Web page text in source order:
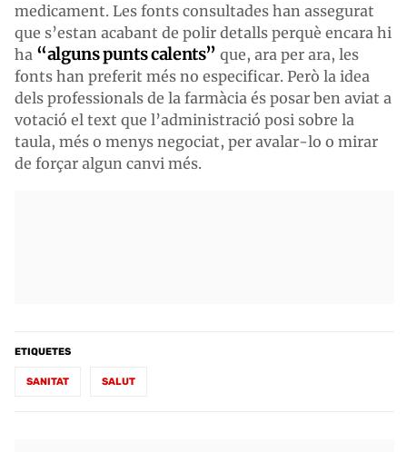
medicament. Les fonts consultades han assegurat
que s’estan acabant de polir detalls perquè encara hi
ha “alguns punts calents” que, ara per ara, les
fonts han preferit més no especificar. Però la idea
dels professionals de la farmàcia és posar ben aviat a
votació el text que l’administració posi sobre la
taula, més o menys negociat, per avalar-lo o mirar
de forçar algun canvi més.
ETIQUETES
SANITAT SALUT